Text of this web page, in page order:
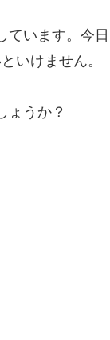
います。今
いけません。
ょうか？